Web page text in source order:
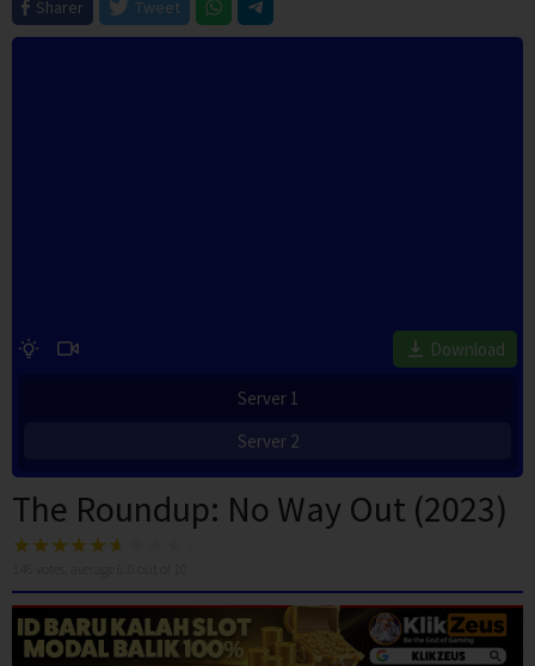
Sharer
Tweet
Download
Server 1
Server 2
The Roundup: No Way Out (2023)